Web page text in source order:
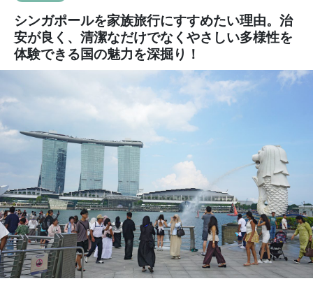
シンガポールを家族旅行にすすめたい理由。治
安が良く、清潔なだけでなくやさしい多様性を
体験できる国の魅力を深掘り！